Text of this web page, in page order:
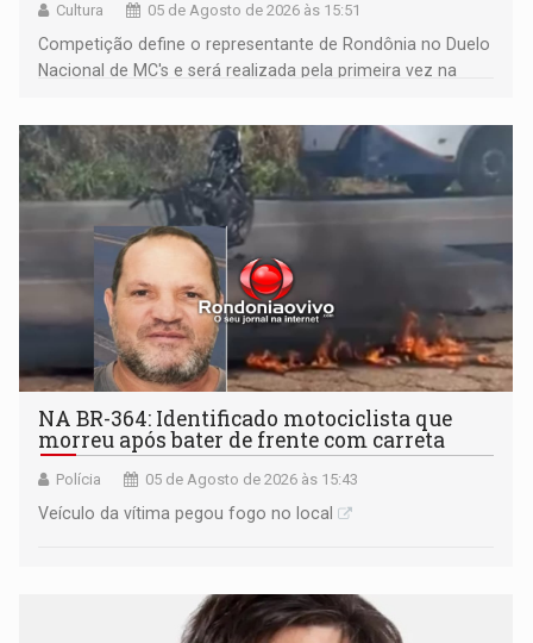
Cultura 05 de Agosto de 2026 às 15:51
Competição define o representante de Rondônia no Duelo
Nacional de MC's e será realizada pela primeira vez na
NA BR-364: Identificado motociclista que
morreu após bater de frente com carreta
Polícia 05 de Agosto de 2026 às 15:43
Veículo da vítima pegou fogo no local